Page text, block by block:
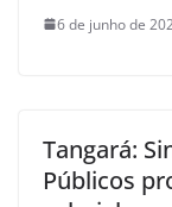
6 de junho de
Tangará:
Públicos